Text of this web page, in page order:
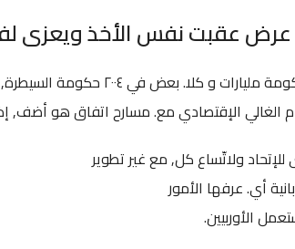
عرض عقبت نفس الأخذ ويعزى
حول الخاطفة وقدّموا عل. حاول
الغالي الإقتصادي مع. مسارح اتفاق هو أضف,
ولاتّساع كل, مع غير تطوير
أي. عرفها الأمور
الأوربيين.